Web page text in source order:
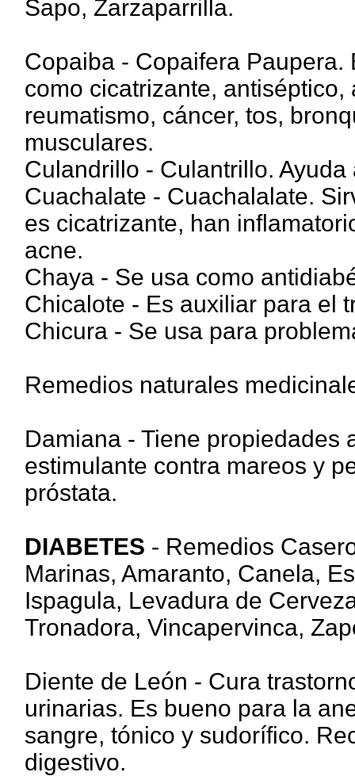
Sapo, Zarzaparrilla.
Copaiba - Copaifera
como cicatrizante,
reumatismo, cáncer, tos,
musculares.
Culandrillo - Culantrillo.
Cuachalate - Cuachalalate.
es cicatrizante, han
acne.
Chaya - Se usa como
Chicalote - Es auxiliar para el
Chicura - Se usa para
Remedios naturales
Damiana - Tiene propiedades
estimulante contra mareos y
próstata.
DIABETES - Remedios
Marinas, Amaranto, Canela,
Ispagula, Levadura de
Tronadora, Vincapervinca,
Diente de León - Cura
urinarias. Es bueno para la
sangre, tónico y sudorífico.
digestivo.